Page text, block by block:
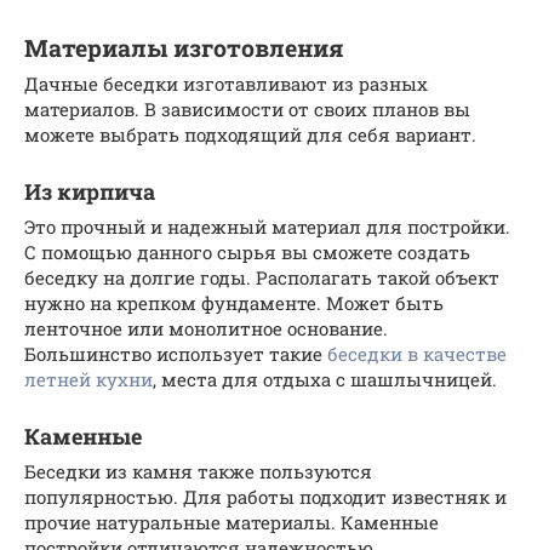
Материалы изготовления
Дачные беседки изготавливают из разных
материалов. В зависимости от своих планов вы
можете выбрать подходящий для себя вариант.
Из кирпича
Это прочный и надежный материал для постройки.
С помощью данного сырья вы сможете создать
беседку на долгие годы. Располагать такой объект
нужно на крепком фундаменте. Может быть
ленточное или монолитное основание.
Большинство использует такие беседки в качестве
летней кухни, места для отдыха с шашлычницей.
Каменные
Беседки из камня также пользуются
популярностью. Для работы подходит известняк и
прочие натуральные материалы. Каменные